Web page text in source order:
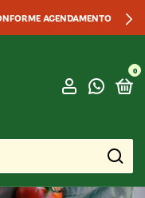
AGENDAMENTO
0